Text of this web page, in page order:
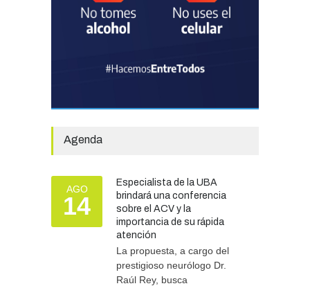
estación
hidrometeorológica para
fortalecer el monitoreo y la
La Escuela Normal tendrá
EDUCACIÓN 30/07/2026
Más de 100 atletas
participaron del Duatlón en
Chascomús
DEPORTES 10/08/2026
Agenda
AGO
14
Especialista de la UBA
brindará una conferencia
sobre el ACV y la
importancia de su rápida
atención
La propuesta, a cargo del
prestigioso neurólogo Dr.
Raúl Rey, busca